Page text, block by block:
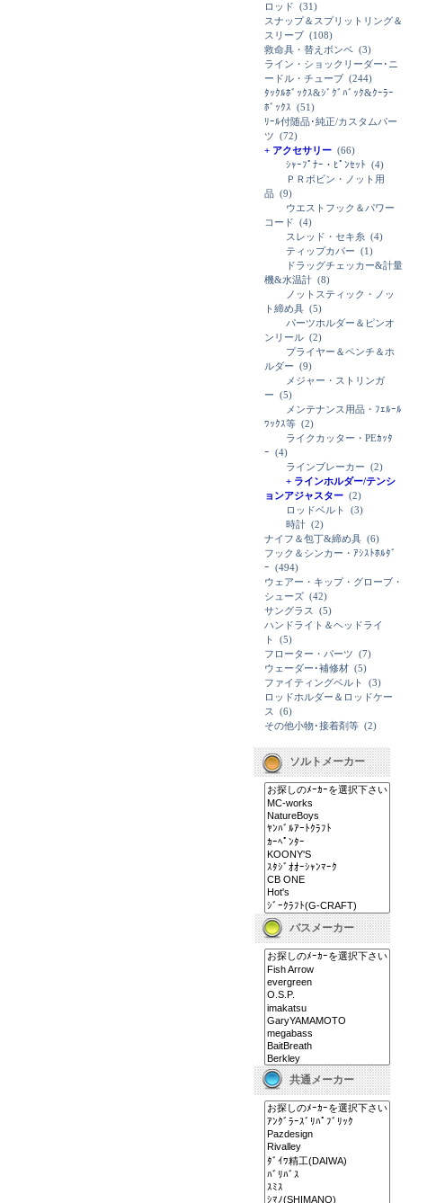
ロッド (31)
スナップ＆スプリットリング＆
スリーブ (108)
救命具・替えボンベ (3)
ライン・ショックリーダー･ニ
ードル・チューブ (244)
ﾀｯｸﾙﾎﾞｯｸｽ&ｼﾞｸﾞﾊﾞｯｸ&ｸｰﾗｰ
ﾎﾞｯｸｽ (51)
ﾘｰﾙ付随品･純正/カスタムパー
ツ (72)
+ アクセサリー (66)
ｼｬｰﾌﾟﾅｰ・ﾋﾟﾝｾｯﾄ (4)
ＰＲボビン・ノット用
品 (9)
ウエストフック＆パワー
コード (4)
スレッド・セキ糸 (4)
ティップカバー (1)
ドラッグチェッカー&計量
機&水温計 (8)
ノットスティック・ノッ
ト締め具 (5)
パーツホルダー＆ピンオ
ンリール (2)
プライヤー＆ペンチ＆ホ
ルダー (9)
メジャー・ストリンガ
ー (5)
メンテナンス用品・ﾌｪﾙｰﾙ
ﾜｯｸｽ等 (2)
ライクカッター・PEｶｯﾀ
ｰ (4)
ラインブレーカー (2)
+ ラインホルダー/テンシ
ョンアジャスター (2)
ロッドベルト
(3)
時計 (2)
ナイフ＆包丁&締め具 (6)
フック＆シンカー・ｱｼｽﾄﾎﾙﾀﾞ
ｰ (494)
ウェアー・キップ・グローブ・
シューズ (42)
サングラス
(5)
ハンドライト＆ヘッドライ
ト
(5)
フローター・パーツ (7)
ウェーダー･補修材 (5)
ファイティングベルト
(3)
ロッドホルダー＆ロッドケー
ス
(6)
その他小物･接着剤等 (2)
ソルトメーカー
バスメーカー
共通メーカー